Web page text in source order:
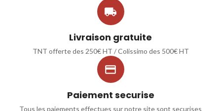

Livraison gratuite
TNT offerte des 250€ HT / Colissimo des 500€ HT

Paiement securise
Tous les paiements effectues sur notre site sont securises